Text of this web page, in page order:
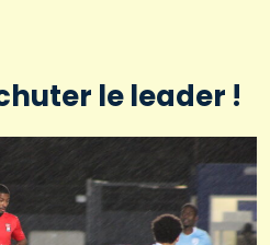
le leader !